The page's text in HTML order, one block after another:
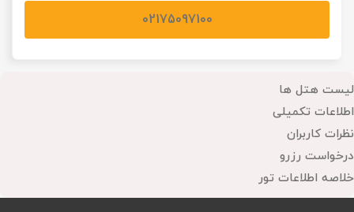
لیست هتل ها
اطلاعات تکمیلی
نظرات کاربران
درخواست رزرو
خلاصه اطلاعات تور
02175097100